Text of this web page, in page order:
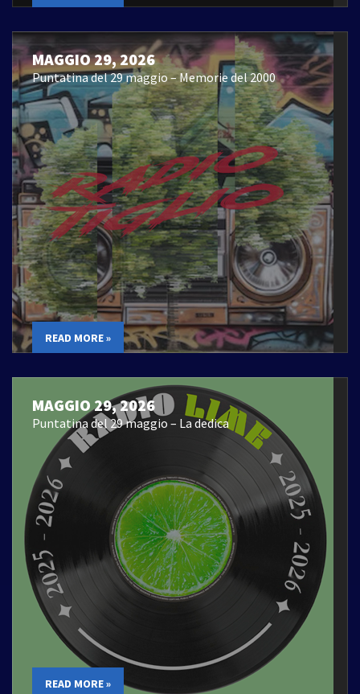
MAGGIO 29, 2026
Puntatina del 29 maggio – Memorie del 2000
READ MORE »
MAGGIO 29, 2026
Puntatina del 29 maggio – La dedica
READ MORE »